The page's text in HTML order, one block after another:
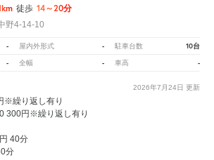
徒歩 14～20分
野4-14-10
- 屋内外形式 - 駐車台数 10台
- 全幅 - 車高 -
2026年7月24日 更新
※繰り返し有り
300円※繰り返し有り
40分
分